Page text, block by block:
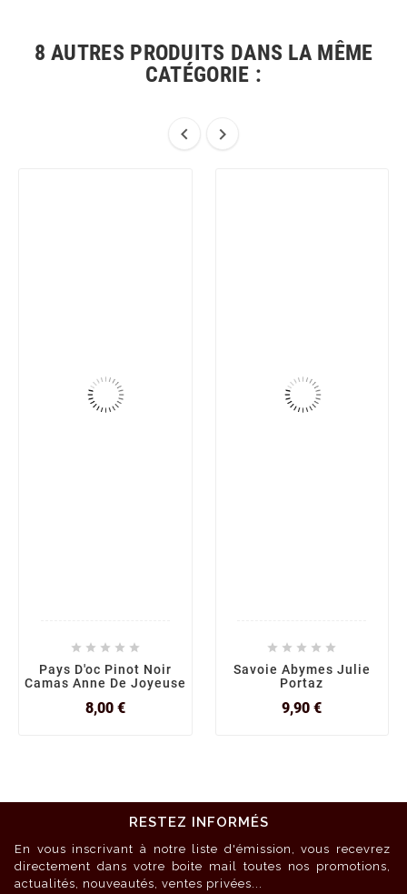
8 AUTRES PRODUITS DANS LA MÊME
CATÉGORIE :
 
    
Pays D'oc Pinot Noir
Camas Anne De Joyeuse
8,00 €Prix
    
Savoie Abymes Julie
Portaz
9,90 €Prix
RESTEZ INFORMÉS
En vous inscrivant à notre liste d'émission, vous recevrez
directement dans votre boite mail toutes nos promotions,
actualités, nouveautés, ventes privées...